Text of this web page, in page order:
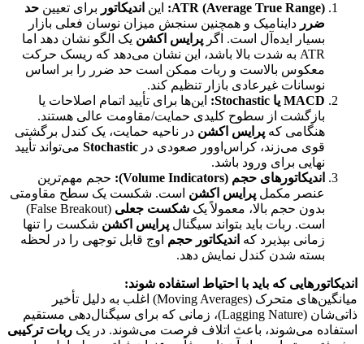
ATR (Average True Range): این اندیکاتور برای تعیین حد
ضرر داینامیک و همچنین سنجش میزان نوسان فعلی بازار
بسیار ایده‌آل است. اگر پرایس اکشن یک الگو نشان دهد اما
ATR به شدت بالا باشد، این نشان می‌دهد که ریسک حرکت
معکوس بالاست و ربات ممکن است حد ضرر را بر اساس
نوسانات غیرعادی بازار تنظیم کند.
MACD یا Stochastic:
این‌ها برای تأیید اتمام اصلاحات یا
بازگشت از سطوح کلیدی حمایت/مقاومت عالی هستند.
هنگامی که پرایس اکشن در ناحیه حمایت، یک کندل برگشتی
قوی می‌زند، کراس‌اوور صعودی در Stochastic می‌تواند تأیید
نهایی برای ورود باشد.
اندیکاتورهای حجم (Volume Indicators):
حجم مهم‌ترین
عنصر مکمل پرایس اکشن است. شکست یک سطح مقاومتی
بدون حجم بالا، معمولاً یک شکست جعلی
(False Breakout)
است. ربات باید بتواند سیگنال پرایس اکشن شکست را تنها
زمانی بپذیرد که اندیکاتور حجم اوج قابل توجهی را در لحظه
بسته شدن کندل نمایش دهد.
اندیکاتورهایی که باید با احتیاط استفاده شوند:
میانگین‌های متحرک (Moving Averages) اغلب به دلیل تأخیر
ذاتی‌شان (Lagging Nature)، زمانی که برای سیگنال‌دهی مستقیم
استفاده می‌شوند، باعث اتلاف فرصت می‌شوند. در یک ربات ترکیبی